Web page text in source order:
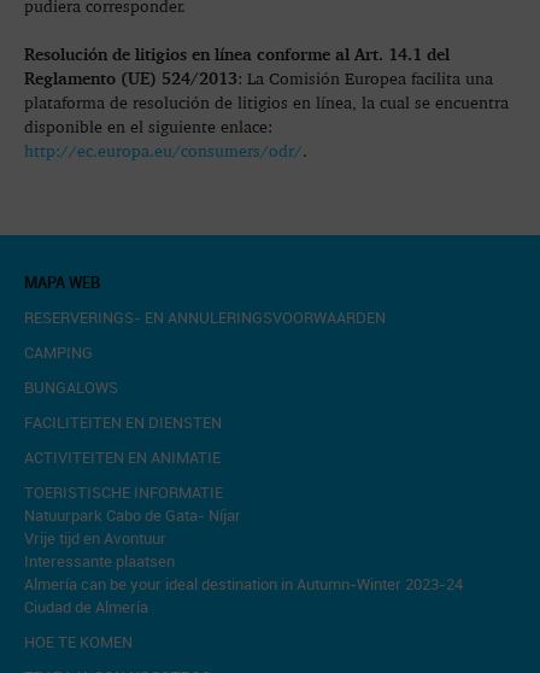
pudiera corresponder.
Resolución de litigios en línea conforme al Art. 14.1 del
Reglamento (UE) 524/2013: La Comisión Europea facilita una
plataforma de resolución de litigios en línea, la cual se encuentra
disponible en el siguiente enlace:
http://ec.europa.eu/consumers/odr/.
MAPA WEB
RESERVERINGS- EN ANNULERINGSVOORWAARDEN
CAMPING
BUNGALOWS
FACILITEITEN EN DIENSTEN
ACTIVITEITEN EN ANIMATIE
TOERISTISCHE INFORMATIE
Natuurpark Cabo de Gata- Níjar
Vrije tijd en Avontuur
Interessante plaatsen
Almería can be your ideal destination in Autumn-Winter 2023-24
Ciudad de Almería
HOE TE KOMEN